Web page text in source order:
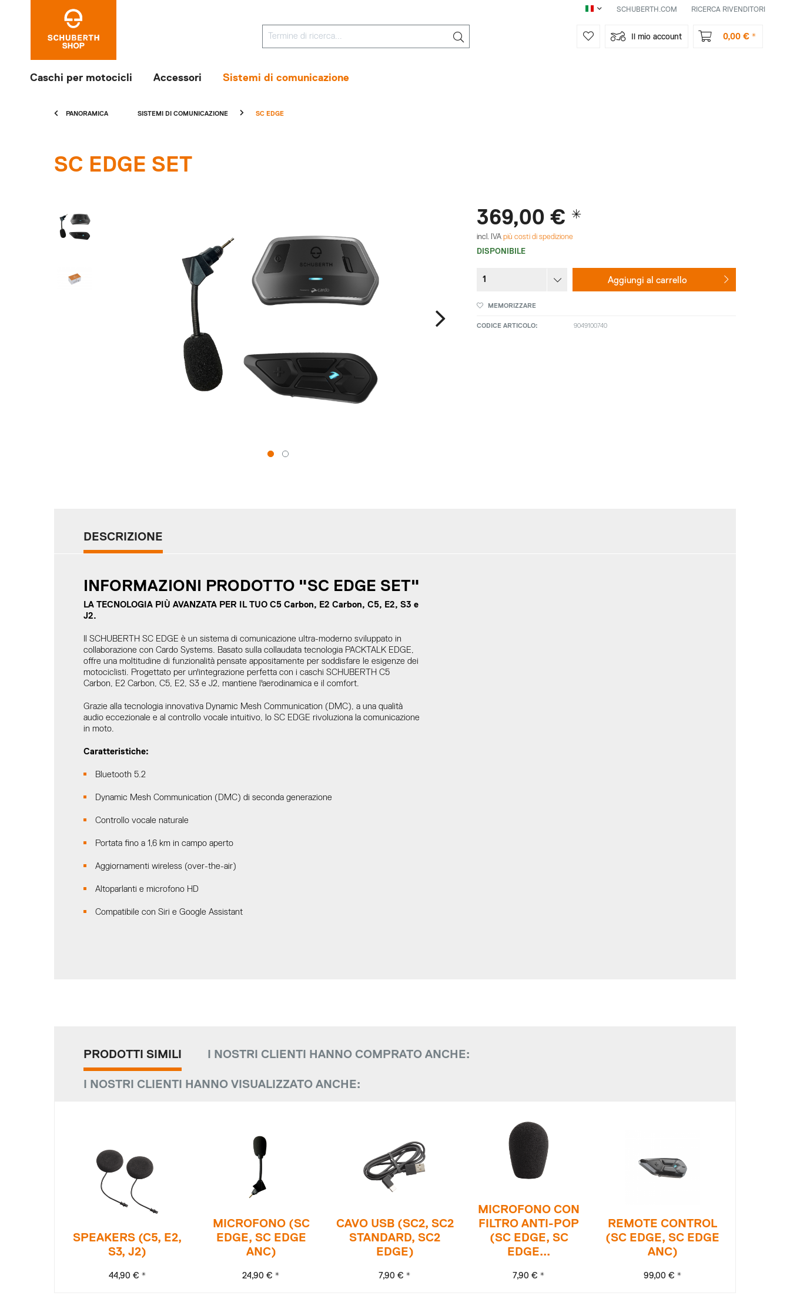
IT SCHUBERTH.COM RICERCA RIVENDITORI
Il mio account 0,00 € *
Caschi per motocicli Accessori Sistemi di comunicazione
PANORAMICA SISTEMI DI COMUNICAZIONE SC EDGE
SC EDGE SET
369,00 € *
incl. IVApiù costi di spedizione
DISPONIBILE
Aggiungi al carrello
MEMORIZZARE
CODICE ARTICOLO: 9049100740
DESCRIZIONE
INFORMAZIONI PRODOTTO "SC EDGE SET"
LA TECNOLOGIA PIÙ AVANZATA PER IL TUO C5 Carbon, E2 Carbon, C5, E2, S3 e
J2.
Il SCHUBERTH SC EDGE è un sistema di comunicazione ultra-moderno sviluppato in
collaborazione con Cardo Systems. Basato sulla collaudata tecnologia PACKTALK EDGE,
offre una moltitudine di funzionalità pensate appositamente per soddisfare le esigenze dei
motociclisti. Progettato per un'integrazione perfetta con i caschi SCHUBERTH C5
Carbon, E2 Carbon, C5, E2, S3 e J2, mantiene l'aerodinamica e il comfort.
Grazie alla tecnologia innovativa Dynamic Mesh Communication (DMC), a una qualità
audio eccezionale e al controllo vocale intuitivo, lo SC EDGE rivoluziona la comunicazione
in moto.
Caratteristiche:
Bluetooth 5.2
Dynamic Mesh Communication (DMC) di seconda generazione
Controllo vocale naturale
Portata fino a 1,6 km in campo aperto
Aggiornamenti wireless (over-the-air)
Altoparlanti e microfono HD
Compatibile con Siri e Google Assistant
PRODOTTI SIMILI I NOSTRI CLIENTI HANNO COMPRATO ANCHE:
I NOSTRI CLIENTI HANNO VISUALIZZATO ANCHE:
SPEAKERS (C5, E2,
S3, J2)
44,90 € *
MICROFONO (SC
EDGE, SC EDGE
ANC)
24,90 € *
CAVO USB (SC2, SC2
STANDARD, SC2
EDGE)
7,90 € *
MICROFONO CON
FILTRO ANTI-POP
(SC EDGE, SC
EDGE...
7,90 € *
REMOTE CONTROL
(SC EDGE, SC EDGE
ANC)
99,00 € *